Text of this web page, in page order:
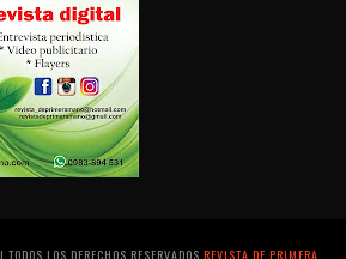
| TODOS LOS DERECHOS RESERVADOSREVISTA DE PRIMERA